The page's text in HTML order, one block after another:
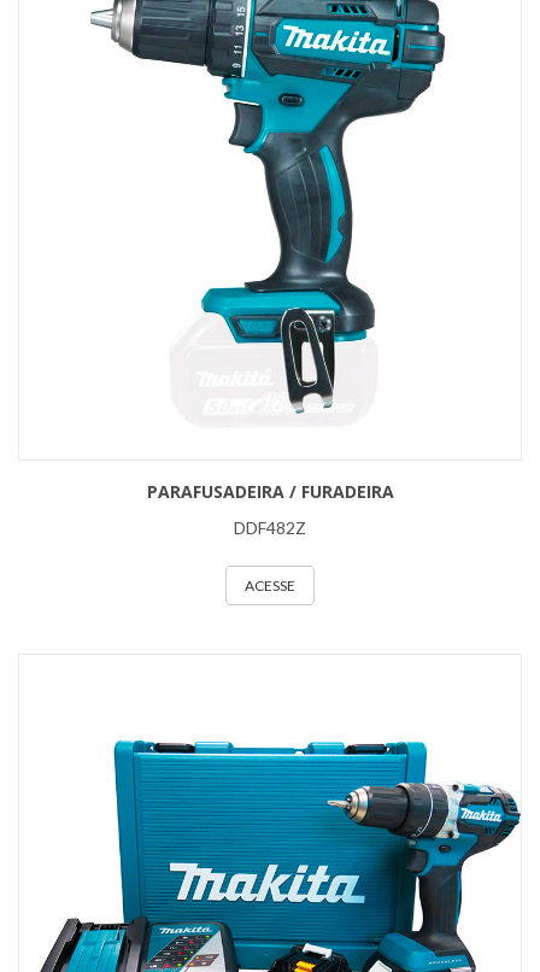
PARAFUSADEIRA / FURADEIRA
DDF482Z
ACESSE